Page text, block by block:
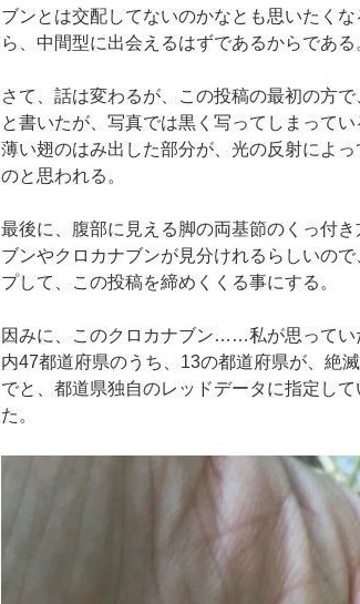
ブンとは交配してないのかなとも思いたく
ら、中間型に出会えるはずであるからである
さて、話は変わるが、この投稿の最初の方
と書いたが、写真では黒く写ってしまって
薄い翅のはみ出した部分が、光の反射によ
のと思われる。
最後に、腹部に見える脚の両基節のくっ付
ブンやクロカナブンが見分けれるらしいの
プして、この投稿を締めくくる事にする。
因みに、このクロカナブン……私が思ってい
内47都道府県のうち、13の都道府県が、絶
でと、都道県独自のレッドデータに指定し
た。